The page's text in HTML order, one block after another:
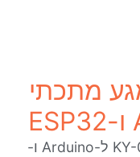
מתכתי
מדריך חיבור חיישן מגע מתכתי KY-036 ל-Arduino ו-